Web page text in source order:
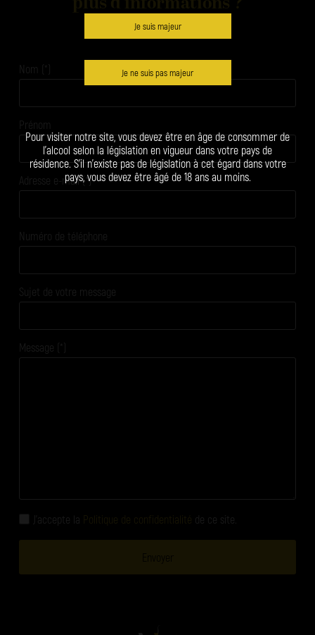
Je suis majeur
Je ne suis pas majeur
Pour visiter notre site, vous devez être en âge de consommer de
l’alcool selon la législation en vigueur dans votre pays de
résidence. S’il n’existe pas de législation à cet égard dans votre
pays, vous devez être âgé de 18 ans au moins.
Nom (*)
Prénom
Adresse e-mail (*)
Numéro de téléphone
Sujet de votre message
Message (*)
J'accepte la de ce site.